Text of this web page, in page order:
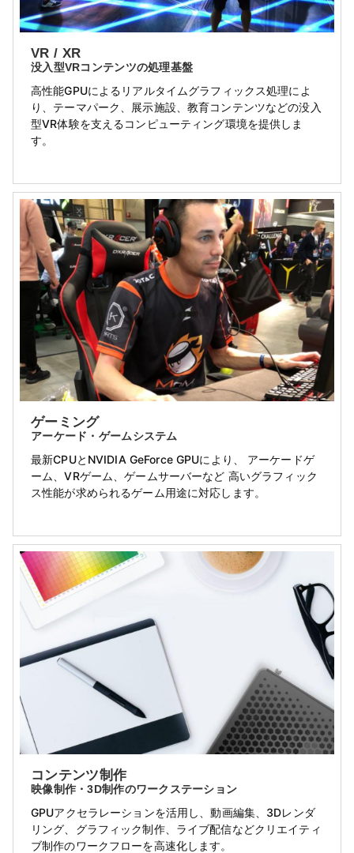
VR / XR
没入型VRコンテンツの処理基盤
高性能GPUによるリアルタイムグラフィックス処理によ
り、テーマパーク、展示施設、教育コンテンツなどの没入
型VR体験を支えるコンピューティング環境を提供しま
す。
ゲーミング
アーケード・ゲームシステム
最新CPUとNVIDIA GeForce GPUにより、 アーケードゲ
ーム、VRゲーム、ゲームサーバーなど 高いグラフィック
ス性能が求められるゲーム用途に対応します。
コンテンツ制作
映像制作・3D制作のワークステーション
GPUアクセラレーションを活用し、動画編集、3Dレンダ
リング、グラフィック制作、ライブ配信などクリエイティ
ブ制作のワークフローを高速化します。